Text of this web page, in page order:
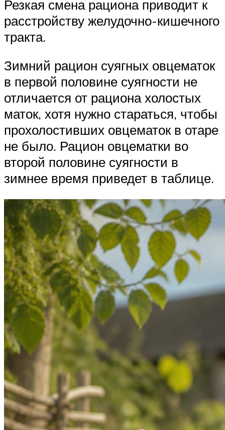
Резкая смена рациона приводит к
расстройству желудочно-кишечного
тракта.
Зимний рацион суягных овцематок
в первой половине суягности не
отличается от рациона холостых
маток, хотя нужно стараться, чтобы
прохолостивших овцематок в отаре
не было. Рацион овцематки во
второй половине суягности в
зимнее время приведет в таблице.